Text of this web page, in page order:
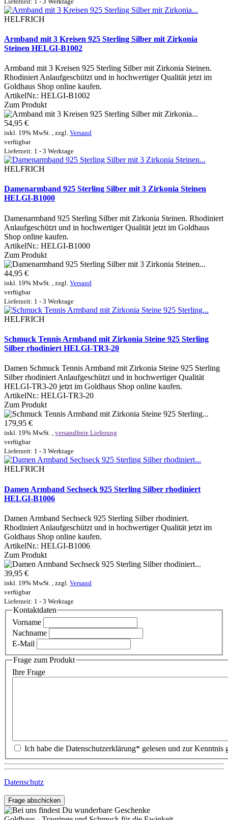
HELFRICH
Armband mit 3 Kreisen 925 Sterling Silber mit Zirkonia
Steinen HELGI-B1002
Armband mit 3 Kreisen 925 Sterling Silber mit Zirkonia Steinen.
Rhodiniert Anlaufgeschützt und in hochwertiger Qualität jetzt im
Goldhaus Shop online kaufen.
ArtikelNr.: HELGI-B1002
Zum Produkt
54,95 €
inkl. 19% MwSt. , zzgl. Versand
verfügbar
Lieferzeit: 1 - 3 Werktage
HELFRICH
Damenarmband 925 Sterling Silber mit 3 Zirkonia Steinen
HELGI-B1000
Damenarmband 925 Sterling Silber mit Zirkonia Steinen. Rhodiniert
Anlaufgeschützt und in hochwertiger Qualität jetzt im Goldhaus
Shop online kaufen.
ArtikelNr.: HELGI-B1000
Zum Produkt
44,95 €
inkl. 19% MwSt. , zzgl. Versand
verfügbar
Lieferzeit: 1 - 3 Werktage
HELFRICH
Schmuck Tennis Armband mit Zirkonia Steine 925 Sterling
Silber rhodiniert HELGI-TR3-20
Damen Schmuck Tennis Armband mit Zirkonia Steine 925 Sterling
Silber rhodiniert Anlaufgeschützt und in hochwertiger Qualität
HELGI-TR3-20 jetzt im Goldhaus Shop online kaufen.
ArtikelNr.: HELGI-TR3-20
Zum Produkt
179,95 €
inkl. 19% MwSt. , versandfreie Lieferung
verfügbar
Lieferzeit: 1 - 3 Werktage
HELFRICH
Damen Armband Sechseck 925 Sterling Silber rhodiniert
HELGI-B1006
Damen Armband Sechseck 925 Sterling Silber rhodiniert.
Rhodiniert Anlaufgeschützt und in hochwertiger Qualität jetzt im
Goldhaus Shop online kaufen.
ArtikelNr.: HELGI-B1006
Zum Produkt
39,95 €
inkl. 19% MwSt. , zzgl. Versand
verfügbar
Lieferzeit: 1 - 3 Werktage
Kontaktdaten
Vorname
Nachname
E-Mail
Frage zum Produkt
Ihre Frage
Datenschutz
Frage abschicken